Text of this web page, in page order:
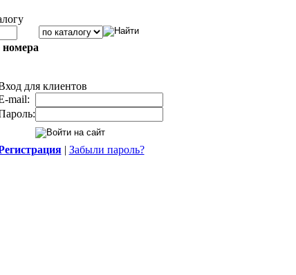
номера
для клиентов
mail:
| Забыли пароль?